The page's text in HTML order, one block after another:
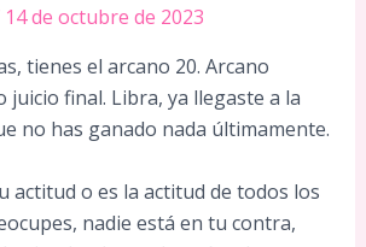
14 de octubre de 2023
tienes el arcano 20. Arcano
juicio final. Libra, ya llegaste a la
no has ganado nada últimamente.
actitud o es la actitud de todos los
nadie está en tu contra,